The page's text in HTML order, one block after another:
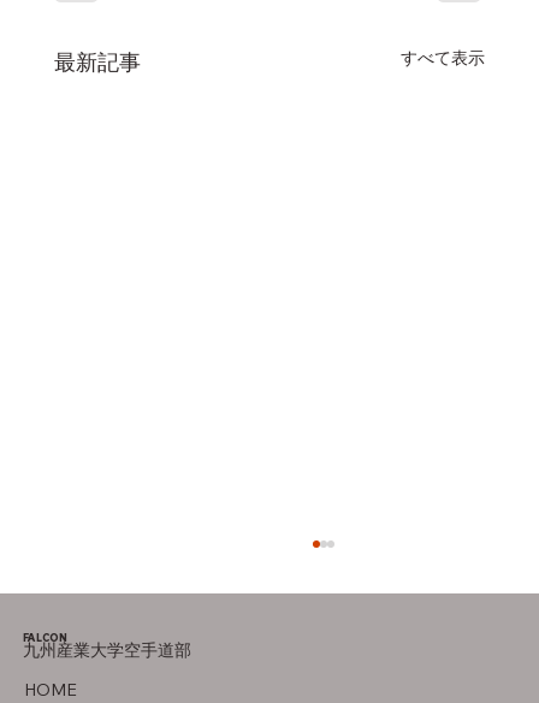
最新記事 すべて表示
父について
HOME
FALCON
九州産業大学空手道部